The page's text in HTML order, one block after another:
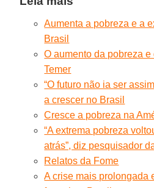
Aumenta a pobreza e a
Brasil
O aumento da pobreza
Temer
“O futuro não ia ser
a crescer no Brasil
Cresce a pobreza na
“A extrema pobreza
atrás”, diz pesquisador
Relatos da Fome
A crise mais prolongada